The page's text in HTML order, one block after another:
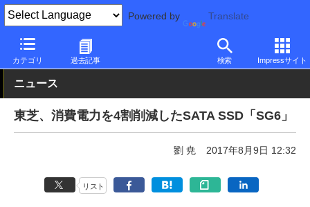
Powered by Translate
カテゴリ 過去記事 検索 Impressサイト
PC Watch 半導体/周辺機器
ニュース
東芝、消費電力を4割削減したSATA SSD「SG6」
劉 尭 2017年8月9日 12:32
リスト